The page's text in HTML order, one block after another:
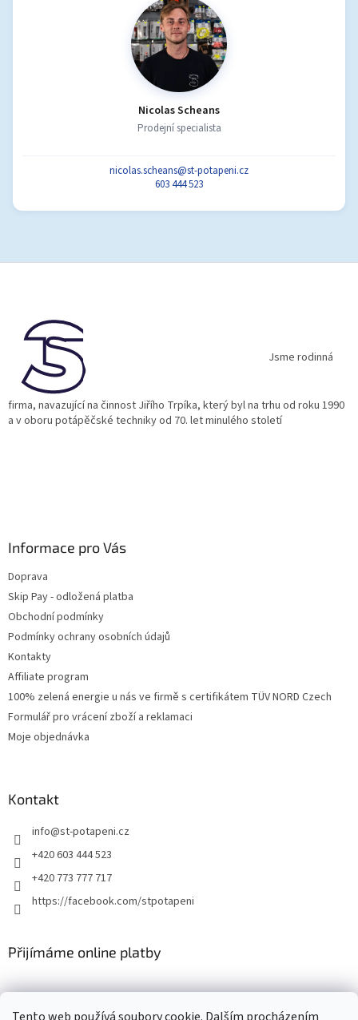
Nicolas Scheans
Prodejní specialista
nicolas.scheans@st-potapeni.cz
603 444 523
Jsme rodinná
firma, navazující na činnost Jiřího Trpíka, který byl na trhu od roku 1990
a v oboru potápěčské techniky od 70. let minulého století
Informace pro Vás
Doprava
Skip Pay - odložená platba
Obchodní podmínky
Podmínky ochrany osobních údajů
Kontakty
Affiliate program
100% zelená energie u nás ve firmě s certifikátem TÜV NORD Czech
Formulář pro vrácení zboží a reklamaci
Moje objednávka
Kontakt
info@st-potapeni.cz
+420 603 444 523
+420 773 777 717
https://facebook.com/stpotapeni
Přijímáme online platby